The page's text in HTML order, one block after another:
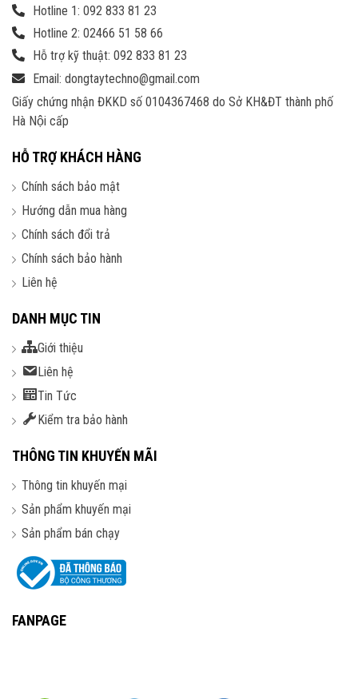
Hotline 1: 092 833 81 23
Hotline 2: 02466 51 58 66
Hỗ trợ kỹ thuật: 092 833 81 23
Email: dongtaytechno@gmail.com
Giấy chứng nhận ĐKKD số 0104367468 do Sở KH&ĐT thành phố
Hà Nội cấp
HỖ TRỢ KHÁCH HÀNG
Chính sách bảo mật
Hướng dẫn mua hàng
Chính sách đổi trả
Chính sách bảo hành
Liên hệ
DANH MỤC TIN
Giới thiệu
Liên hệ
Tin Tức
Kiểm tra bảo hành
THÔNG TIN KHUYẾN MÃI
Thông tin khuyến mại
Sản phẩm khuyến mại
Sản phẩm bán chạy
FANPAGE